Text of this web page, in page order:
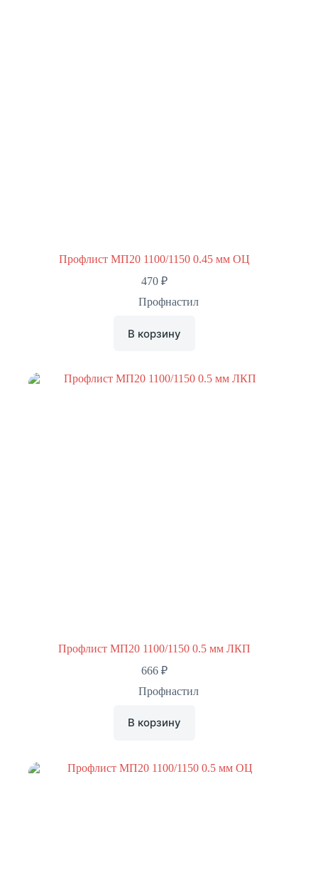
Профлист МП20 1100/1150 0.45 мм ОЦ
470 ₽
Профнастил
В корзину
Профлист МП20 1100/1150 0.5 мм ЛКП
666 ₽
Профнастил
В корзину